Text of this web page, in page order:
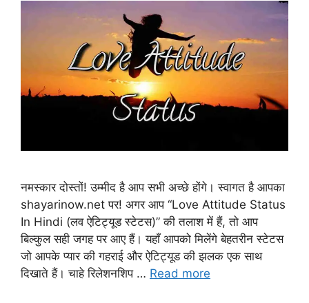
नमस्कार दोस्तों! उम्मीद है आप सभी अच्छे होंगे। स्वागत है आपका
shayarinow.net पर! अगर आप “Love Attitude Status
In Hindi (लव ऐटिट्यूड स्टेटस)” की तलाश में हैं, तो आप
बिल्कुल सही जगह पर आए हैं। यहाँ आपको मिलेंगे बेहतरीन स्टेटस
जो आपके प्यार की गहराई और ऐटिट्यूड की झलक एक साथ
दिखाते हैं। चाहे रिलेशनशिप … Read more